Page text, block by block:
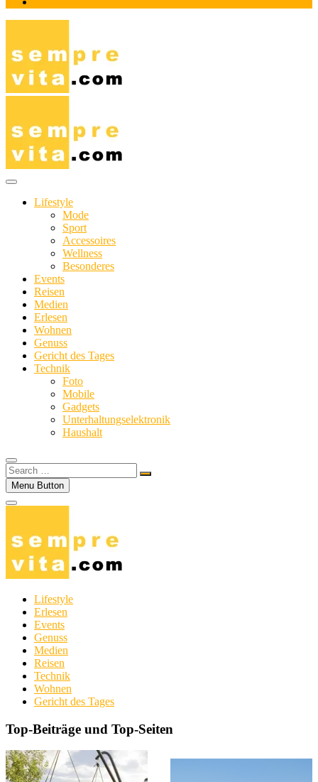
Lifestyle
Mode
Sport
Accessoires
Wellness
Besonderes
Events
Reisen
Medien
Erlesen
Wohnen
Genuss
Gericht des Tages
Technik
Foto
Mobile
Gadgets
Unterhaltungselektronik
Haushalt
Search
…Menu Button
Lifestyle
Erlesen
Events
Genuss
Medien
Reisen
Technik
Wohnen
Gericht des Tages
Top-Beiträge und Top-Seiten